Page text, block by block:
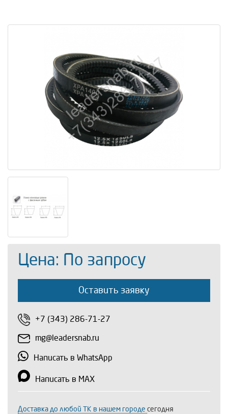
Цена: По запросу
Оставить заявку
+7 (343) 286-71-27
mg@leadersnab.ru
Написать в WhatsApp
Написать в MAX
Доставка до любой ТК в нашем городе сегодня